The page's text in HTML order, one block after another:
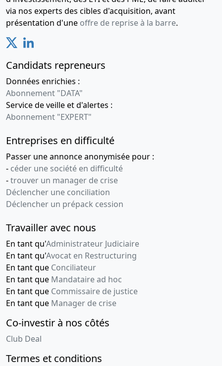
via nos experts des cibles d'acquisition, avant
présentation d'une offre de reprise à la barre.
Candidats repreneurs
Données enrichies :
Abonnement "DATA"
Service de veille et d'alertes :
Abonnement "EXPERT"
Entreprises en difficulté
Passer une annonce anonymisée pour :
- céder une société en difficulté
-trouver un manager de crise
Déclencher une conciliation
Déclencher un prépack cession
Travailler avec nous
En tant qu'Administrateur Judiciaire
En tant qu'Avocat en Restructuring
En tant que Conciliateur
En tant que Mandataire ad hoc
En tant que Commissaire de justice
En tant que Manager de crise
Co-investir à nos côtés
Club Deal
Termes et conditions